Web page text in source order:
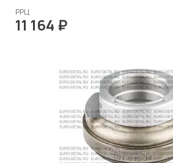
РРЦ
11 164 ₽